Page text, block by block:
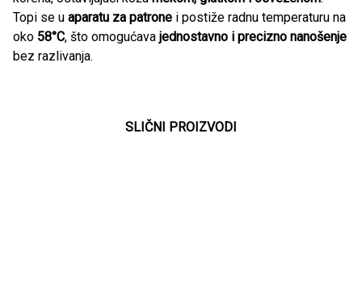
Topi se u aparatu za patrone i postiže radnu temperaturu na
oko 58°C, što omogućava jednostavno i precizno nanošenje
bez razlivanja.
SLIČNI PROIZVODI